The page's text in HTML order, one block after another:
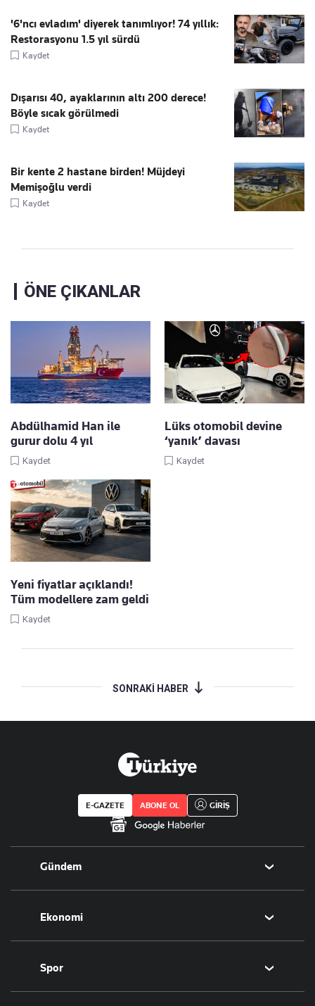
'6'ncı evladım' diyerek tanımlıyor! 74 yıllık:
Restorasyonu 1.5 yıl sürdü
Kaydet
Dışarısı 40, ayaklarının altı 200 derece!
Böyle sıcak görülmedi
Kaydet
Bir kente 2 hastane birden! Müjdeyi
Memişoğlu verdi
Kaydet
ÖNE ÇIKANLAR
Abdülhamid Han ile
gurur dolu 4 yıl
Kaydet
Lüks otomobil devine
‘yanık’ davası
Kaydet
Yeni fiyatlar açıklandı!
Tüm modellere zam geldi
Kaydet
SONRAKİ HABER
E-GAZETE ABONE OL GİRİŞ
Gündem
Politika
Eğitim
Ekonomi
Borsa
Altın
Döviz
Spor
Futbol